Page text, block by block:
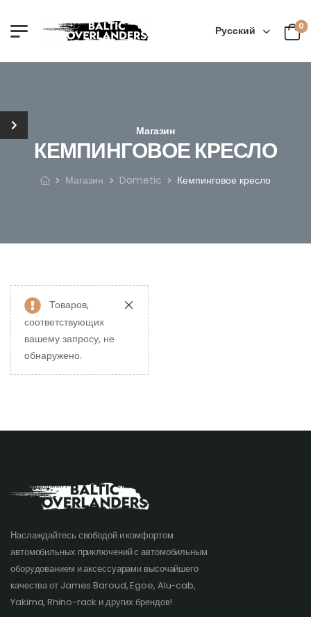
Русский 0
Магазин
КЕМПИНГОВОЕ КРЕСЛО
Магазин Dometic Кемпинговое кресло
Товаров,
соответствующих
вашему запросу, не
обнаружено.
Наслаждайтесь свободой и комфортом
автомобильных приключений с автомобильным
оборудованием и аксессуарами высочайшего
качества от James Baroud, Egoe, Alu-cab,
Yakima, Rhino-rack и других брендов!​